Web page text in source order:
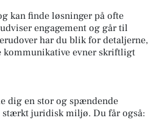
kan finde løsninger på ofte
engagement og går til
har du blik for detaljerne,
kommunikative evner skriftligt
dig en stor og spændende
juridisk miljø. Du får også: